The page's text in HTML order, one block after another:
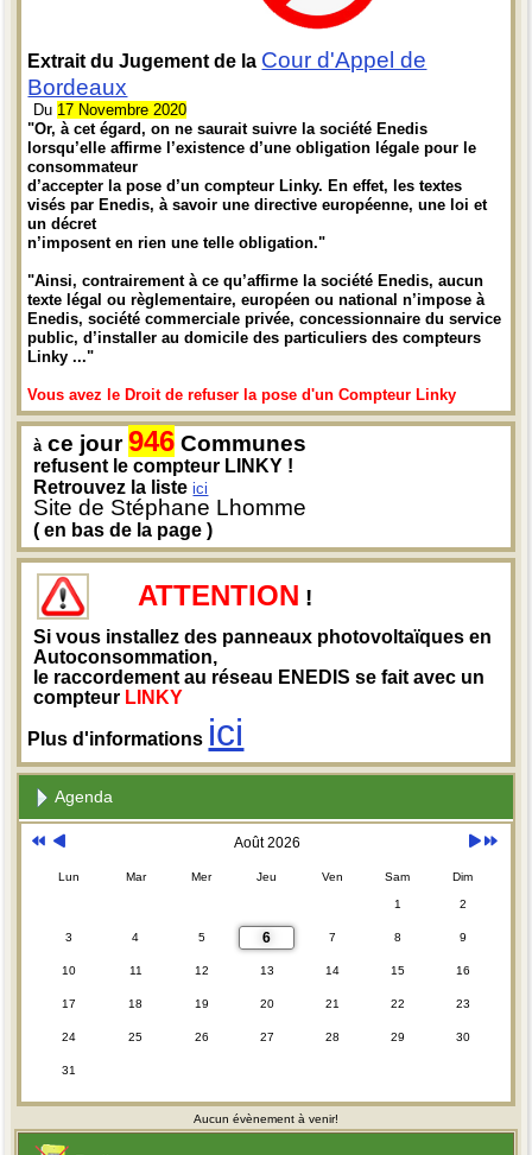
Extrait du Jugement de la Cour d'Appel de
Bordeaux
Du 17 Novembre 2020
"Or, à cet égard, on ne saurait suivre la société Enedis
lorsqu’elle affirme l’existence d’une obligation légale pour le
consommateur
d’accepter la pose d’un compteur Linky. En effet, les textes
visés par Enedis, à savoir une directive européenne, une loi et
un décret
n’imposent en rien une telle obligation."
"Ainsi, contrairement à ce qu’affirme la société Enedis, aucun
texte légal ou règlementaire, européen ou national n’impose à
Enedis, société commerciale privée, concessionnaire du service
public, d’installer au domicile des particuliers des compteurs
Linky ..."
Vous avez le Droit de refuser la pose d'un Compteur Linky
à ce jour946 Communes
refusent le compteur LINKY !
Retrouvez la listeici
Site de Stéphane Lhomme
( en bas de la page )
ATTENTION !
Si vous installez des panneaux photovoltaïques en
Autoconsommation,
le raccordement au réseau ENEDIS se fait avec un
compteur LINKY
Plus d'informations ici
Agenda
Août 2026
Lun Mar Mer Jeu Ven Sam Dim
1 2
3 4 5 6 7 8 9
10 11 12 13 14 15 16
17 18 19 20 21 22 23
24 25 26 27 28 29 30
31
Aucun évènement à venir!